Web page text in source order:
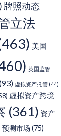
牌照动态
立法
美国
英国监管
(93) 虚拟资产托管 (44)
虚拟资产跨境
(361) 资产
预测市场 (75)